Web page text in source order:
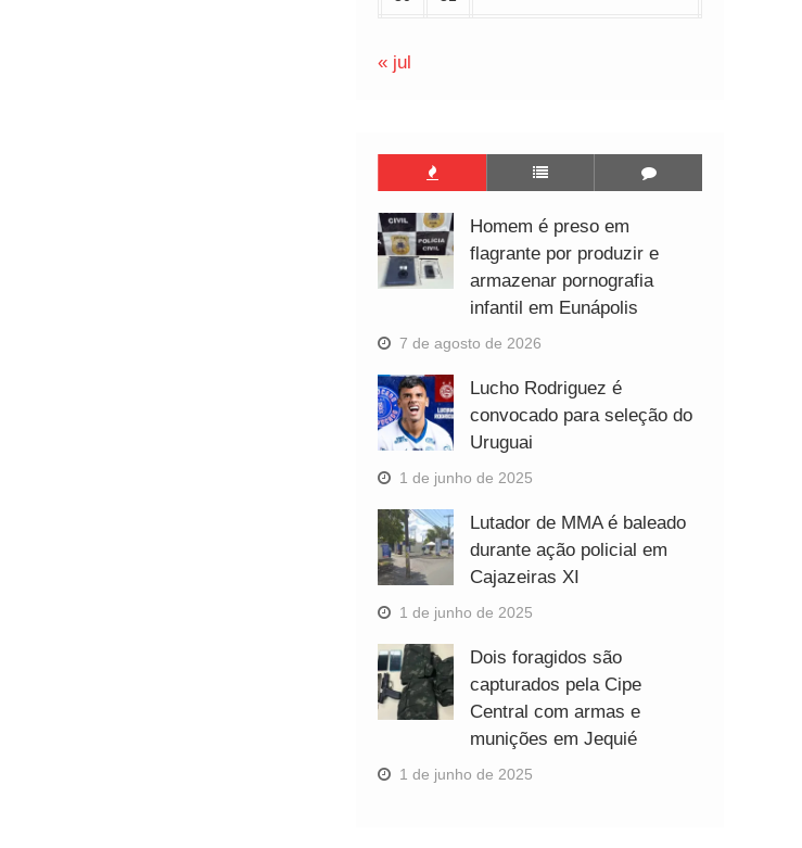
« jul
Homem é preso em
flagrante por produzir e
armazenar pornografia
infantil em Eunápolis
7 de agosto de 2026
Lucho Rodriguez é
convocado para seleção do
Uruguai
1 de junho de 2025
Lutador de MMA é baleado
durante ação policial em
Cajazeiras XI
1 de junho de 2025
Dois foragidos são
capturados pela Cipe
Central com armas e
munições em Jequié
1 de junho de 2025